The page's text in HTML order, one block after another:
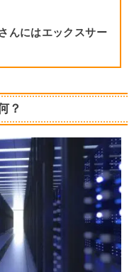
んにはエックスサー
？